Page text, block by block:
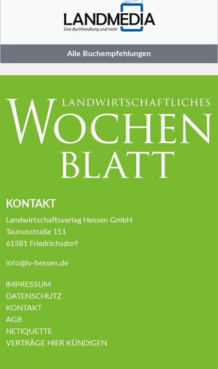
Alle Buchempfehlungen
KONTAKT
Landwirtschaftsverlag Hessen GmbH
Taunusstraße 151
61381 Friedrichsdorf
info@lv-hessen.de
IMPRESSUM
DATENSCHUTZ
KONTAKT
AGB
NETIQUETTE
VERTRÄGE HIER KÜNDIGEN